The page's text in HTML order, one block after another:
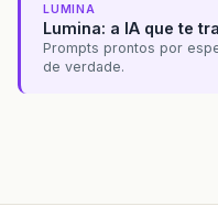
LUMINA
Lumina: a IA que te
Prompts prontos por
de verdade.